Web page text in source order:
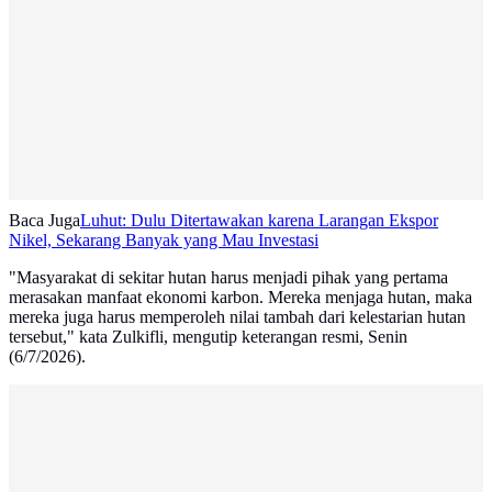
Baca JugaLuhut: Dulu Ditertawakan karena Larangan Ekspor
Nikel, Sekarang Banyak yang Mau Investasi
"Masyarakat di sekitar hutan harus menjadi pihak yang pertama
merasakan manfaat ekonomi karbon. Mereka menjaga hutan, maka
mereka juga harus memperoleh nilai tambah dari kelestarian hutan
tersebut," kata Zulkifli, mengutip keterangan resmi, Senin
(6/7/2026).